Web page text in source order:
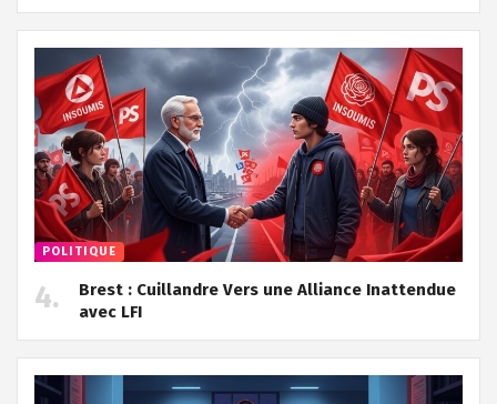
POLITIQUE
Brest : Cuillandre Vers une Alliance Inattendue
avec LFI